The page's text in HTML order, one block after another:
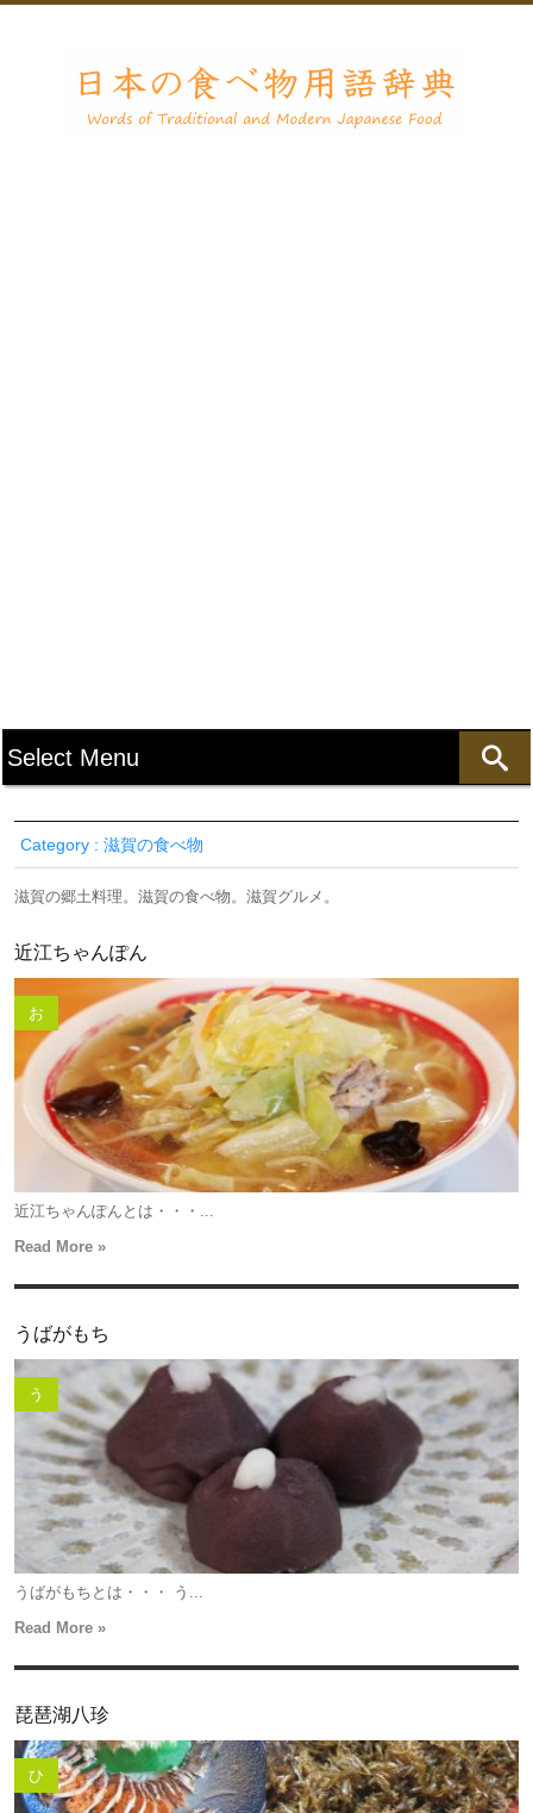
Category : 滋賀の食べ物
滋賀の郷土料理。滋賀の食べ物。滋賀グルメ。
近江ちゃんぽん
お
近江ちゃんぽんとは・・・...
Read More »
うばがもち
う
うばがもちとは・・・ う...
Read More »
琵琶湖八珍
ひ